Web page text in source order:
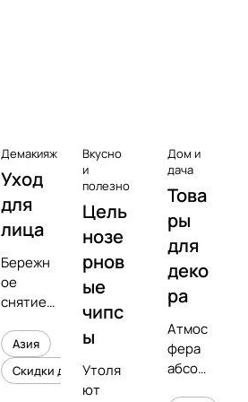
Демакияж
Уход
для
лица
Бережн
ое
снятие
и
увлажне
ние
Азия
Скидки до 50%
Вкусно
и
полезно
Цель
нозе
рнов
ые
чипс
ы
Утоля
ют
Дом и
дача
Това
ры
для
деко
ра
Атмос
фера
абсол